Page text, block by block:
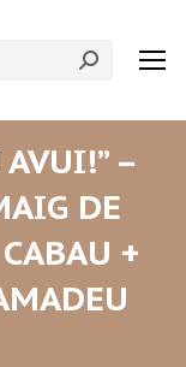
AVUI!” –
DE
+